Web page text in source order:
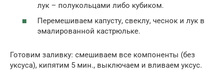
лук – полукольцами либо кубиком.
Перемешиваем капусту, свеклу, чеснок и лук в
эмалированной кастрюльке.
Готовим заливку: смешиваем все компоненты (без
уксуса), кипятим 5 мин., выключаем и вливаем уксус.